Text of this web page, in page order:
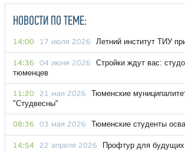
НОВОСТИ ПО ТЕМЕ:
14:00 17 июля 2026 Летний институт ТИУ
14:36 04 июня 2026
Стройки ждут вас:
тюменцев
11:20 21 мая 2026
Тюменские
"Студвесны"
08:36 03 мая 2026 Тюменские студенты
14:54 22 апреля 2026 Профтур для